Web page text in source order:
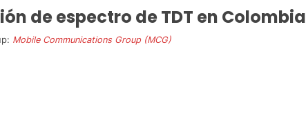
de espectro de TDT en Colombia
Mobile Communications Group (MCG)